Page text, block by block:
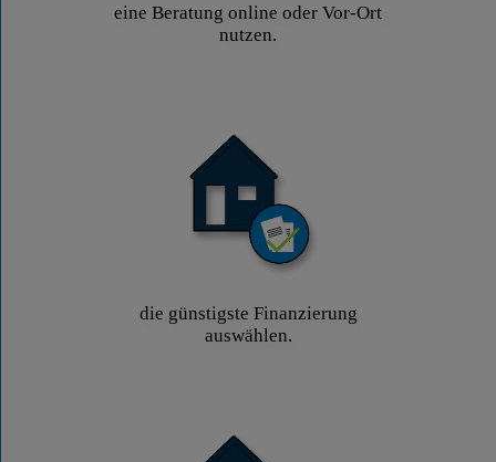
eine Beratung online oder Vor-Ort
nutzen.
die günstigste Finanzierung
auswählen.